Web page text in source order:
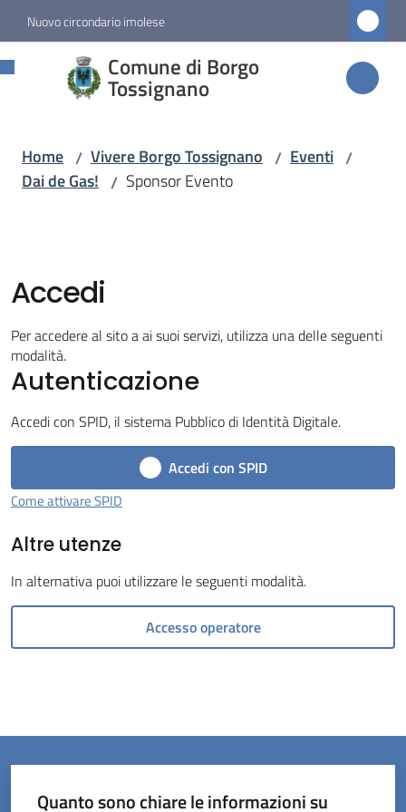
Vai al contenuto
Vai alla navigazione
Vai al footer
Nuovo circondario imolese
Comune di Borgo
Tossignano
Comune di
Borgo
Amministrazione
Servizi
Vivere
Borgo
Menu selezionato
Servizi
line
Prenotazioni
Home / Vivere Borgo Tossignano / Eventi /
Dai de Gas! / Sponsor Evento
Accedi
Per accedere al sito a ai suoi servizi, utilizza una delle seguenti
modalità.
Autenticazione
Accedi con SPID, il sistema Pubblico di Identità Digitale.
Accedi con SPID
Come attivare SPID
Altre utenze
In alternativa puoi utilizzare le seguenti modalità.
Accesso operatore
Quanto sono chiare le informazioni su